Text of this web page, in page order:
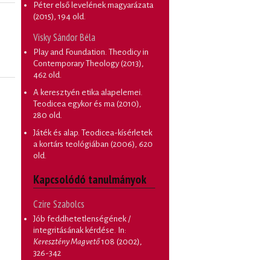
Péter első levelének magyarázata
(2015), 194 old.
Visky Sándor Béla
Play and Foundation. Theodicy in
Contemporary Theology(2013),
462 old.
A keresztyén etika alapelemei.
Teodicea egykor és ma (2010),
280 old.
Játék és alap. Teodicea-kísérletek
a kortárs teológiában (2006), 620
old.
Kapcsolódó tanulmányok
Czire Szabolcs
Jób feddhetetlenségének /
integritásának kérdése . In:
Keresztény Magvető108 (2002),
326-342